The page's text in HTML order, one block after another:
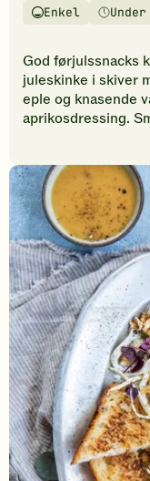
den
til
å
vurdere
denne
oppskriften.
Vanskelighetsgrad
Enkel
Tilberedningstid
God førjulssnacks
juleskinke i skiver
eple og knasende
aprikosdressing.